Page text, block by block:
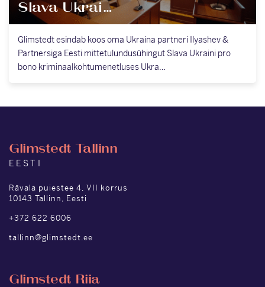
Slava Ukrai…
Glimstedt esindab koos oma Ukraina partneri Ilyashev &
Partnersiga Eesti mittetulundusühingut Slava Ukraini pro
bono kriminaalkohtumenetluses Ukra…
Glimstedt Tallinn
EESTI
Rävala puiestee 4, VII korrus
10143 Tallinn, Eesti
+372 622 6006
tallinn@glimstedt.ee
Glimstedt Riia